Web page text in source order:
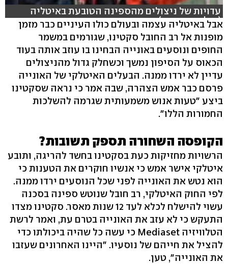
עדויות של ניצולים מהספינה הטובעת באיטליה
(צילום: רויטרס)
אבל באיטליה עצמה ובעולם כולו העיניים כבר מזמן
מופנות אל רב החובל סקטינו, שגורמים במשמר
החופים ונוסעים באונייה הבחינו בו עוזב אותה בעוד
הכאוס על הסיפון נמשך וכשחלק גדול מהניצולים
עדיין לא ירדו ממנה. הבעלים האיטלקי של האונייה
פרסם כבר אמש הצהרה, שבה אמר כי נראה שסקטינו
ביצע "טעות אנוש משמעותית שגרמה להשלכות
החמורות הללו".
הקופסה השחורה תספק תשובות?
הרשויות מחזיקות כעת בסקטינו בחשד להריגה, ותובע
איטלקי אישר אמש כי אנשיו חוקרים את הטענות כי
הוא נטש את האונייה לפני שכל הנוסעים ירדו ממנה.
לפי החוק האיטלקי, רב חובל שנוטש ספינה בסכנה
עשוי להישלח לכלא לעד 12 שנות מאסר. סקטינו מצדו
התעקש כי לא עזב את האונייה בטרם עת, ואמר לרשת
הטלוויזיה Mediaset כי עשה כל שהיה ביכולתו כדי
להציל את חייהם של נוסעיו. "היינו האחרונים שעזבו
את האונייה", טען.